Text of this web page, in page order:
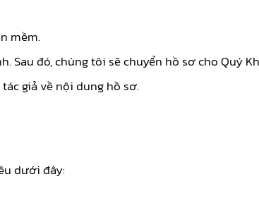
mềm.
đó, chúng tôi sẽ chuyển hồ sơ cho Quý
giả về nội dung hồ sơ.
dưới đây: